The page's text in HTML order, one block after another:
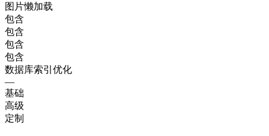
图片懒加载
包含
包含
包含
包含
数据库索引优化
—
基础
高级
定制